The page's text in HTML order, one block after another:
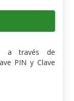
a través de
PIN y Clave